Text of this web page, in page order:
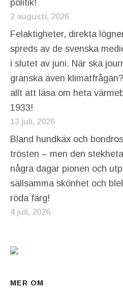
politik!
2 augusti, 2026
Felaktigheter, direkta
spreds av de svenska
i slutet av juni. När ska
granska även
allt att läsa om heta
1933!
13 juli, 2026
Bland hundkäx och
trösten – men den
några dagar pionen och
sällsamma skönhet och
röda färg!
4 juli, 2026
MER OM